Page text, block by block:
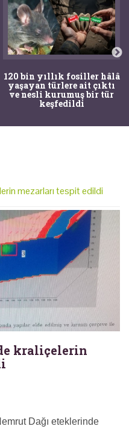
120 bin yıllık fosiller hâlâ
yaşayan türlere ait çıktı
ve nesli kurumuş bir tür
keşfedildi
mezarları tespit edildi
kraliçelerin
Dağı eteklerinde